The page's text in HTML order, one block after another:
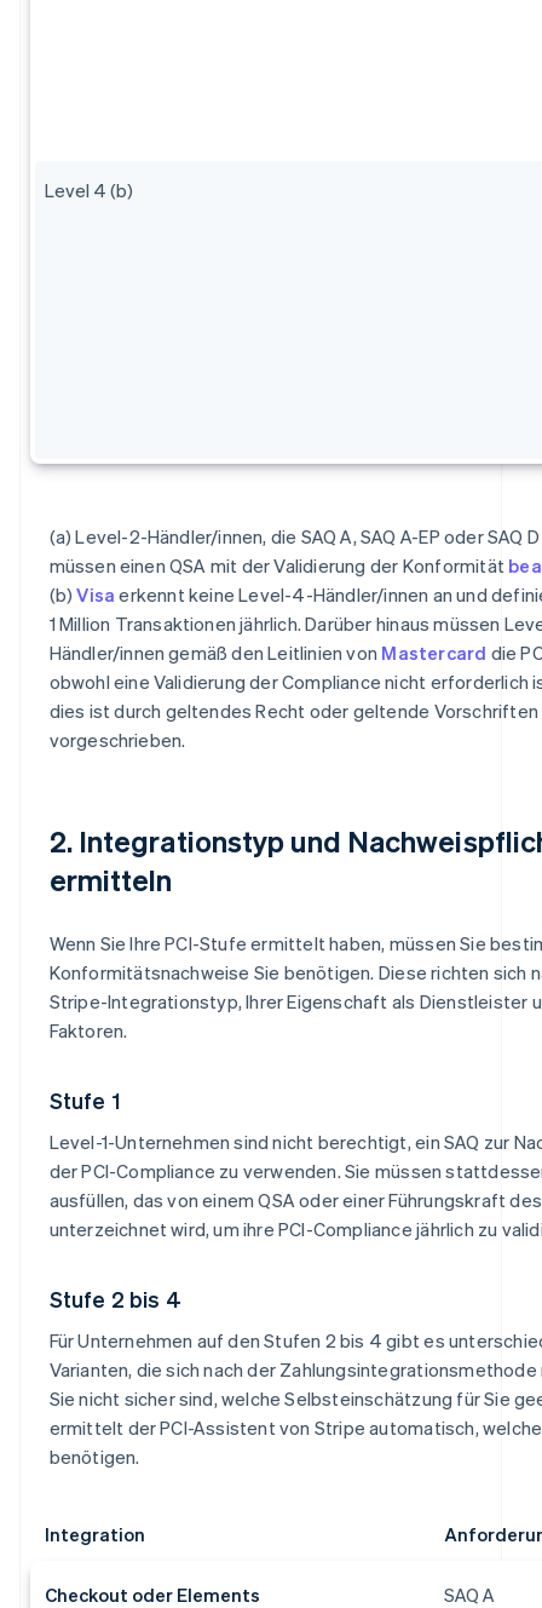
Level 4 (b)
(a) Level-2-Händler/innen, die SAQ A, SAQ A-EP oder SAQ
müssen einen QSA mit der Validierung der Konformität
(b)Visa erkennt keine Level-4-Händler/innen an und
1 Million Transaktionen jährlich. Darüber hinaus müssen
Händler/innen gemäß den Leitlinien von Mastercard die
obwohl eine Validierung der Compliance nicht erforderlich
dies ist durch geltendes Recht oder geltende Vorschriften
vorgeschrieben.
2. Integrationstyp und
ermitteln
Wenn Sie Ihre PCI-Stufe ermittelt haben, müssen Sie
Konformitätsnachweise Sie benötigen. Diese richten sich
Stripe-Integrationstyp, Ihrer Eigenschaft als Dienstleister
Faktoren.
Stufe 1
Level-1-Unternehmen sind nicht berechtigt, ein SAQ zur
der PCI-Compliance zu verwenden. Sie müssen
ausfüllen, das von einem QSA oder einer Führungskraft
unterzeichnet wird, um ihre PCI-Compliance jährlich zu
Stufe 2 bis 4
Für Unternehmen auf den Stufen 2 bis 4 gibt es
Varianten, die sich nach der Zahlungsintegrationsmethode
Sie nicht sicher sind, welche Selbsteinschätzung für Sie
ermittelt der PCI-Assistent von Stripe automatisch,
benötigen.
Integration
Checkout oder Elements SAQ A